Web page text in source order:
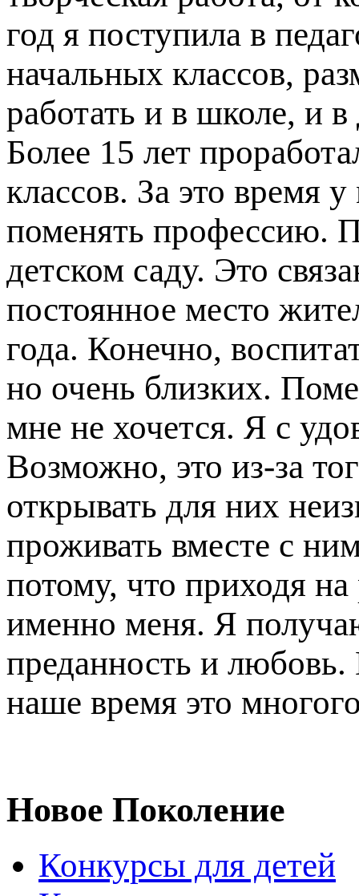
год я поступила в
начальных классов,
работать и в школе, и
Более 15 лет
классов. За это время
поменять профессию.
детском саду. Это
постоянное место
года. Конечно,
но очень близких.
мне не хочется. Я с
Возможно, это из-за
открывать для них
проживать вместе с
потому, что приходя
именно меня. Я
преданность и
наше время это
Новое Поколение
Конкурсы для детей